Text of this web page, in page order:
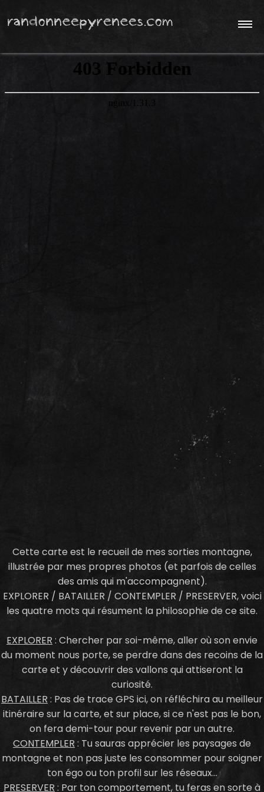
'
Météo / Webcam
Cette carte est le recueil de mes sorties montagne,
illustrée par mes propres photos (et parfois de celles
des amis qui m'accompagnent).
EXPLORER / BATAILLER / CONTEMPLER / PRESERVER, voici
les quatre mots qui résument la philosophie de ce site.
EXPLORER : Chercher par soi-même, aller où son envie
du moment nous porte, se perdre dans des recoins de la
carte et y découvrir des vallons qui attiseront la
curiosité.
BATAILLER : Pas de trace GPS ici, on réfléchira au meilleur
itinéraire sur la carte, et sur place, si ce n'est pas le bon,
on fera demi-tour pour revenir par un autre.
CONTEMPLER : Tu sauras apprécier les paysages de
montagne et non pas juste les consommer pour soigner
ton égo ou ton profil sur les réseaux...
PRESERVER : Par ton comportement, tu feras en sorte à